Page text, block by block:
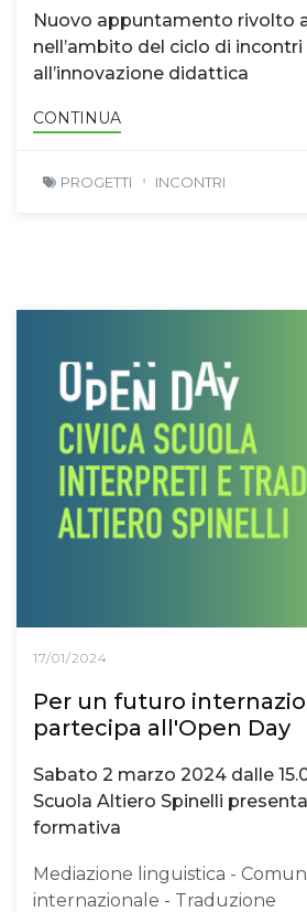
Nuovo appuntamento rivolto
nell’ambito del ciclo di
all’innovazione didattica
CONTINUA
PROGETTI INCONTRI
17/01/2024
Per un futuro
partecipa all'Open Day
Sabato 2 marzo 2024 dalle
Scuola Altiero Spinelli
formativa
Mediazione linguistica -
internazionale - Traduzione